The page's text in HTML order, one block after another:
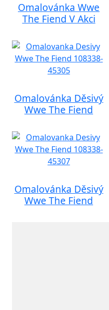
Omalovánka Wwe
The Fiend V Akci
Omalovánka Děsivý
Wwe The Fiend
Omalovánka Děsivý
Wwe The Fiend